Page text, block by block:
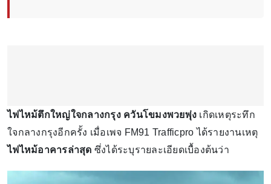
ไฟไหม้ตึกใหญ่ใจกลางกรุง ควันโขมงพวยพุ่ง เกิดเหตุระทึก
ใจกลางกรุงอีกครั้ง เมื่อเพจ FM91 Trafficpro ได้รายงานเหตุ
ไฟไหม้อาคารล่าสุด ซึ่งได้ระบุรายละเอียดเบื้องต้นว่า